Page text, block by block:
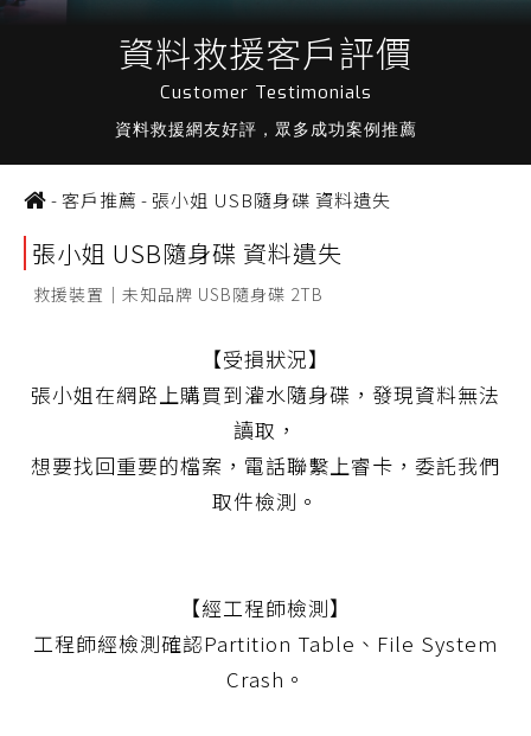
資料救援客戶評價
Customer Testimonials
資料救援網友好評，眾多成功案例推薦
-客戶推薦 - 張小姐 USB隨身碟 資料遺失
張小姐 USB隨身碟 資料遺失
救援裝置｜未知品牌 USB隨身碟 2TB
【受損狀況】
張小姐在網路上購買到灌水隨身碟，發現資料無法
讀取，
想要找回重要的檔案，電話聯繫上睿卡，委託我們
取件檢測。
【經工程師檢測】
工程師經檢測確認Partition Table、File System
Crash。